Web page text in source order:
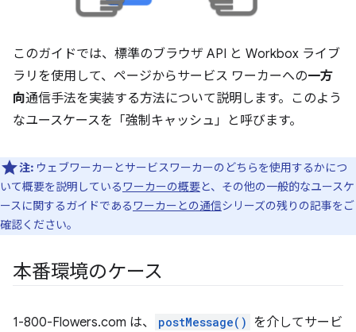
このガイドでは、標準のブラウザ API と Workbox ライブ
ラリを使用して、ページからサービス ワーカーへの一方
向通信手法を実装する方法について説明します。このよう
なユースケースを「強制キャッシュ」と呼びます。
注: ウェブワーカーとサービスワーカーのどちらを使用するかにつ
いて概要を説明している ワーカーの概要と、その他の一般的なユースケ
ースに関するガイドである ワーカーとの通信シリーズの残りの記事をご
確認ください。
本番環境のケース
1-800-Flowers.com は、 postMessage() を介してサービ